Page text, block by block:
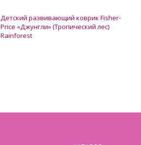
Детский развивающий коврик Fisher-
Price «Джунгли» (Тропический лес)
Rainforest